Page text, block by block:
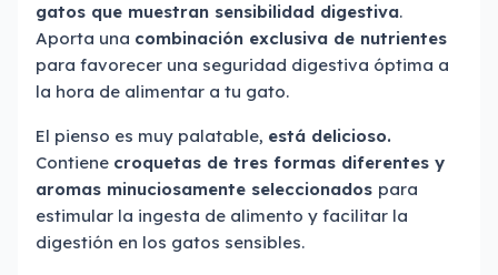
gatos que muestran sensibilidad digestiva.
Aporta una combinación exclusiva de nutrientes
para favorecer una seguridad digestiva óptima a
la hora de alimentar a tu gato.
El pienso es muy palatable, está delicioso.
Contiene croquetas de tres formas diferentes y
aromas minuciosamente seleccionados para
estimular la ingesta de alimento y facilitar la
digestión en los gatos sensibles.